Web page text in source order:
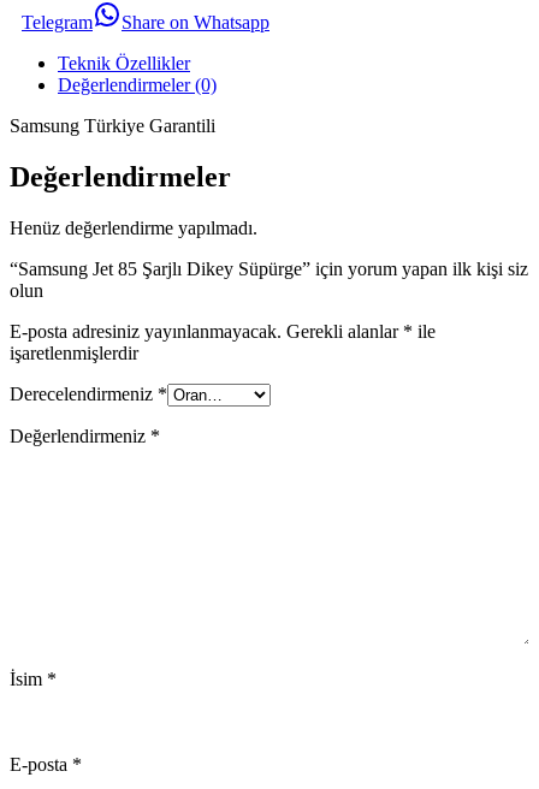
Telegram
Share on Whatsapp
Teknik Özellikler
Değerlendirmeler (0)
Samsung Türkiye Garantili
Değerlendirmeler
Henüz değerlendirme yapılmadı.
“Samsung Jet 85 Şarjlı Dikey Süpürge” için yorum yapan ilk kişi siz
olun
E-posta adresiniz yayınlanmayacak. Gerekli alanlar * ile
işaretlenmişlerdir
Derecelendirmeniz *
Değerlendirmeniz *
İsim *
E-posta *